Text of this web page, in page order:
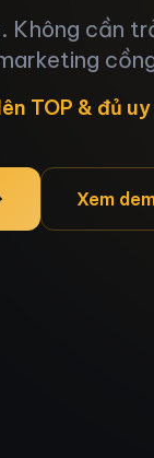
Không cần
TOP & đủ
Xem